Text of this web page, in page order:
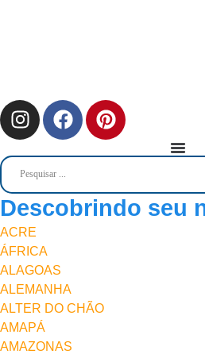
Descobrindo seu
ACRE
ÁFRICA
ALAGOAS
ALEMANHA
ALTER DO CHÃO
AMAPÁ
AMAZONAS